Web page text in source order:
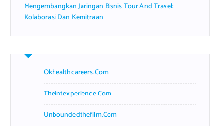
Mengembangkan Jaringan Bisnis Tour And Travel:
Kolaborasi Dan Kemitraan
Okhealthcareers.com
Theintexperience.com
Unboundedthefilm.com